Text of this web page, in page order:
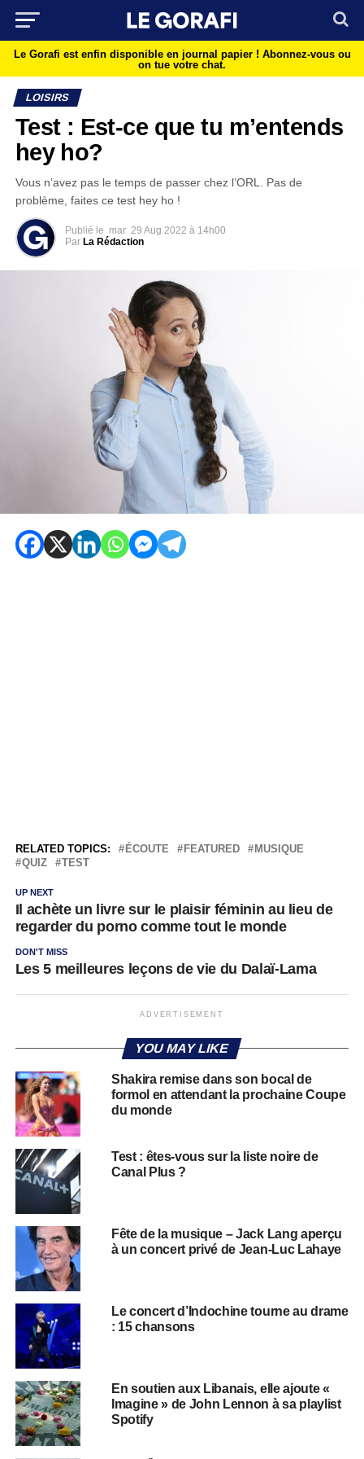
Le Gorafi est enfin disponible en journal papier ! Abonnez-vous ou
on tue votre chat.
LOISIRS
Test : Est-ce que tu m’entends
hey ho?
Vous n’avez pas le temps de passer chez l’ORL. Pas de
problème, faites ce test hey ho !
Publié le mar 29 Aug 2022 à 14h00
Par La Rédaction
RELATED TOPICS: ÉCOUTE FEATURED
MUSIQUE
QUIZ
TEST
UP NEXT
Il achète un livre sur le plaisir féminin au lieu de
regarder du porno comme tout le monde
DON'T MISS
Les 5 meilleures leçons de vie du Dalaï-Lama
ADVERTISEMENT
YOU MAY LIKE
Shakira remise dans son bocal de
formol en attendant la prochaine Coupe
du monde
Test : êtes-vous sur la liste noire de
Canal Plus ?
Fête de la musique – Jack Lang aperçu
à un concert privé de Jean-Luc Lahaye
Le concert d’Indochine tourne au drame
: 15 chansons
​​En soutien aux Libanais, elle ajoute «
Imagine » de John Lennon à sa playlist
Spotify